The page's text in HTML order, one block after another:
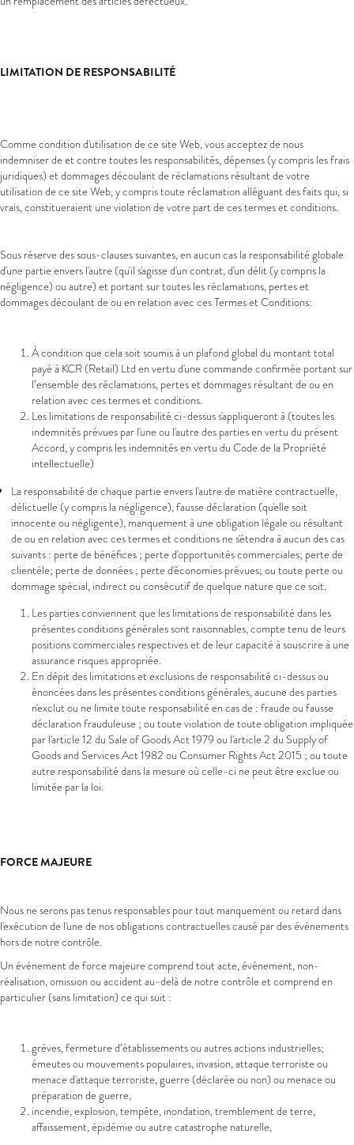
LIMITATION DE RESPONSABILITÉ
Comme condition d'utilisation de ce site Web, vous acceptez de nous
indemniser de et contre toutes les responsabilités, dépenses (y compris les frais
juridiques) et dommages découlant de réclamations résultant de votre
utilisation de ce site Web, y compris toute réclamation alléguant des faits qui, si
vrais, constitueraient une violation de votre part de ces termes et conditions.
Sous réserve des sous-clauses suivantes, en aucun cas la responsabilité globale
d'une partie envers l'autre (qu'il s'agisse d'un contrat, d'un délit (y compris la
négligence) ou autre) et portant sur toutes les réclamations, pertes et
dommages découlant de ou en relation avec ces Termes et Conditions:
À condition que cela soit soumis à un plafond global du montant total
payé à KCR (Retail) Ltd en vertu d'une commande confirmée portant sur
l’ensemble des réclamations, pertes et dommages résultant de ou en
relation avec ces termes et conditions.
Les limitations de responsabilité ci-dessus s'appliqueront à (toutes les
indemnités prévues par l'une ou l'autre des parties en vertu du présent
Accord, y compris les indemnités en vertu du Code de la Propriété
intellectuelle)
La responsabilité de chaque partie envers l'autre de matière contractuelle,
délictuelle (y compris la négligence), fausse déclaration (qu'elle soit
innocente ou négligente), manquement à une obligation légale ou résultant
de ou en relation avec ces termes et conditions ne s'étendra à aucun des cas
suivants : perte de bénéfices ; perte d'opportunités commerciales; perte de
clientèle; perte de données ; perte d'économies prévues; ou toute perte ou
dommage spécial, indirect ou consécutif de quelque nature que ce soit.
Les parties conviennent que les limitations de responsabilité dans les
présentes conditions générales sont raisonnables, compte tenu de leurs
positions commerciales respectives et de leur capacité à souscrire à une
assurance risques appropriée.
En dépit des limitations et exclusions de responsabilité ci-dessus ou
énoncées dans les présentes conditions générales, aucune des parties
n'exclut ou ne limite toute responsabilité en cas de : fraude ou fausse
déclaration frauduleuse ; ou toute violation de toute obligation impliquée
par l'article 12 du Sale of Goods Act 1979 ou l'article 2 du Supply of
Goods and Services Act 1982 ou Consumer Rights Act 2015 ; ou toute
autre responsabilité dans la mesure où celle-ci ne peut être exclue ou
limitée par la loi.
FORCE MAJEURE
Nous ne serons pas tenus responsables pour tout manquement ou retard dans
l'exécution de l'une de nos obligations contractuelles causé par des évènements
hors de notre contrôle.
Un événement de force majeure comprend tout acte, événement, non-
réalisation, omission ou accident au-delà de notre contrôle et comprend en
particulier (sans limitation) ce qui suit :
grèves, fermeture d’établissements ou autres actions industrielles;
émeutes ou mouvements populaires, invasion, attaque terroriste ou
menace d'attaque terroriste, guerre (déclarée ou non) ou menace ou
préparation de guerre,
incendie, explosion, tempête, inondation, tremblement de terre,
affaissement, épidémie ou autre catastrophe naturelle,